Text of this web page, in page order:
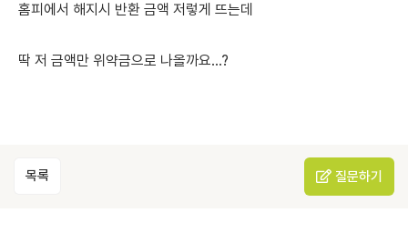
홈피에서 해지시 반환 금액 저렇게 뜨는데
딱 저 금액만 위약금으로 나올까요...?
목록 질문하기